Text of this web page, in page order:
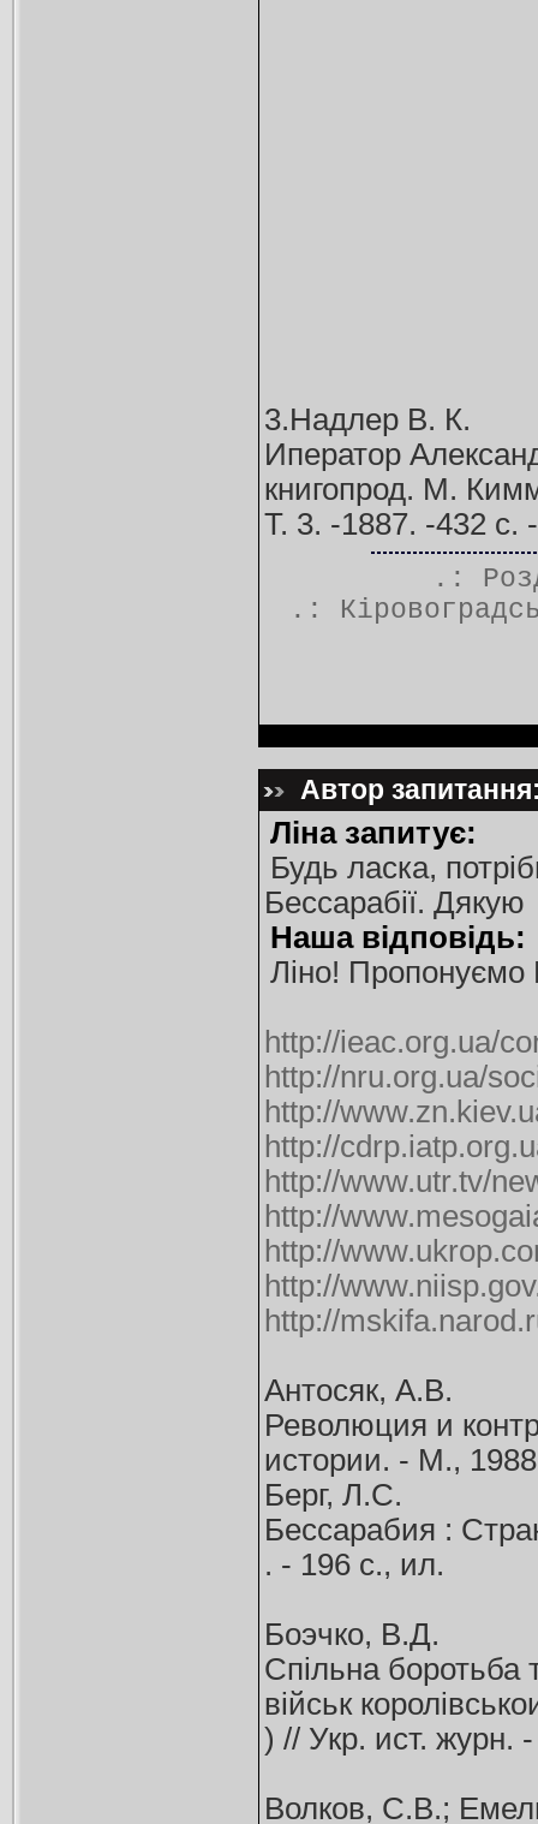
3.Надлер В. К.
Иператор
книгопрод. М.
Т. 3. -1887. -432 с.
.:
.:
Автор
Ліна запитує:
Будь ласка,
Бессарабії. Дякую
Наша відповідь:
Ліно! Пропонуємо
http://ieac.org.ua/
http://nru.org.ua/
http://
http://
http://www.utr.tv/
http://
http://
http://
http://
Антосяк, А.В.
Революция и
истории. - М.,
Берг, Л.С.
Бессарабия :
. - 196 с., ил.
Боэчко, В.Д.
Спiльна боротьба
вiйськ
) // Укр. ист. журн.
Волков, С.В.;